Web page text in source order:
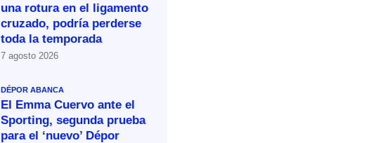
una rotura en el ligamento
cruzado, podría perderse
toda la temporada
7 agosto 2026
DÉPOR ABANCA
El Emma Cuervo ante el
Sporting, segunda prueba
para el ‘nuevo’ Dépor